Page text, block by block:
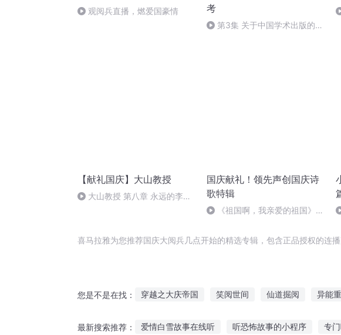
观阅兵直播，燃爱国豪情
考
第3集 关于中国学术出版的几
【献礼国庆】大山教授
大山教授 第八章 永远的李保
国庆献礼！领先声创国庆诗
歌特辑
《祖国啊，我亲爱的祖国》温
喜马拉雅为您推荐国庆大阅兵几点开始的精选专辑，包含正品授权的连
您是不是在找： 穿越之大庆帝国 笑阅世间 仙道掘阅 异能
最新搜索推荐： 爱情白雪故事在线听 听恐怖故事的小程序 专